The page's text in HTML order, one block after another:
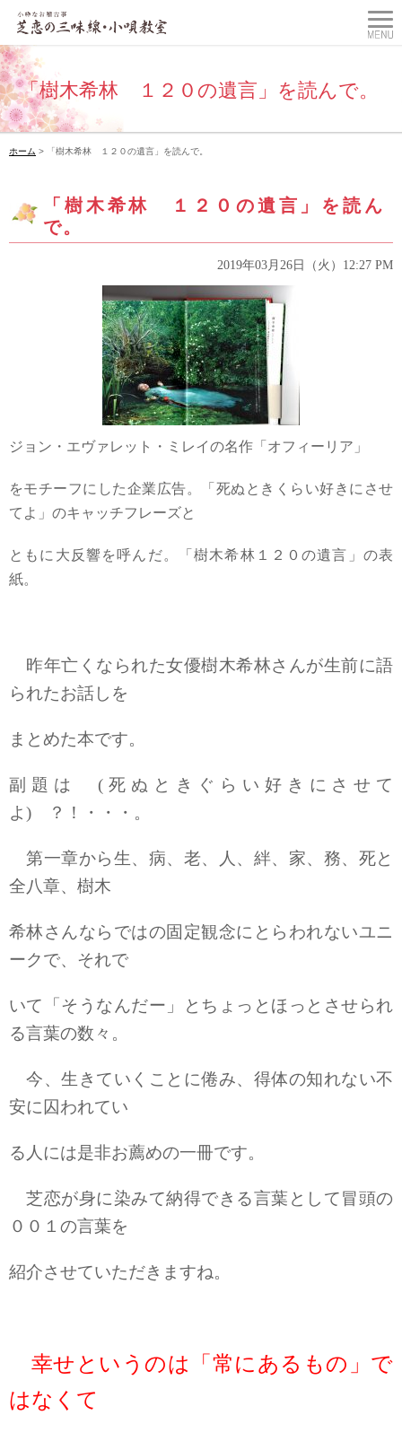
「樹木希林 １２０の遺言」を読んで。
ホーム > 「樹木希林 １２０の遺言」を読んで。
「樹木希林 １２０の遺言」を読ん
で。
2019年03月26日（火）12:27 PM
ジョン・エヴァレット・ミレイの名作「オフィーリア」
をモチーフにした企業広告。「死ぬときくらい好きにさせ
てよ」のキャッチフレーズと
ともに大反響を呼んだ。「樹木希林１２０の遺言」の表
紙。
昨年亡くなられた女優樹木希林さんが生前に語
られたお話しを
まとめた本です。
副題は (死ぬときぐらい好きにさせて
よ) ？！・・・。
第一章から生、病、老、人、絆、家、務、死と
全八章、樹木
希林さんならではの固定観念にとらわれないユニ
ークで、それで
いて「そうなんだー」とちょっとほっとさせられ
る言葉の数々。
今、生きていくことに倦み、得体の知れない不
安に囚われてい
る人には是非お薦めの一冊です。
芝恋が身に染みて納得できる言葉として冒頭の
００１の言葉を
紹介させていただきますね。
幸せというのは「常にあるもの」で
はなくて